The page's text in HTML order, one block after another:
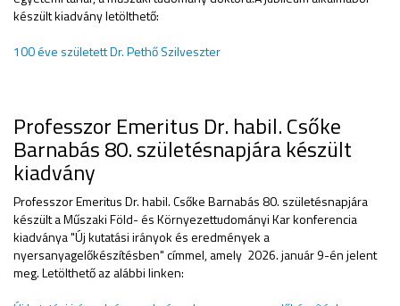
készült kiadvány letölthető:
100 éve született Dr. Pethő Szilveszter
Professzor Emeritus Dr. habil. Csőke
Barnabás 80. születésnapjára készült
kiadvány
Professzor Emeritus Dr. habil. Csőke Barnabás 80. születésnapjára
készült a Műszaki Föld- és Környezettudományi Kar konferencia
kiadványa "Új kutatási irányok és eredmények a
nyersanyagelőkészítésben" címmel, amely 2026. január 9-én jelent
meg. Letölthető az alábbi linken: